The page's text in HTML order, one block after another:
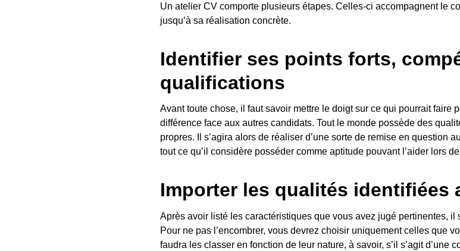
Un atelier CV comporte plusieurs étapes. Celles-ci accompagnent le
jusqu’à sa réalisation concrète.
Identifier ses points forts,
qualifications
Avant toute chose, il faut savoir mettre le doigt sur ce qui pourrait faire
différence face aux autres candidats. Tout le monde possède des
propres. Il s’agira alors de réaliser d’une sorte de remise en question
tout ce qu’il considère posséder comme aptitude pouvant l’aider lors
Importer les qualités identifiées
Après avoir listé les caractéristiques que vous avez jugé pertinentes, il
Pour ne pas l’encombrer, vous devrez choisir uniquement celles que
faudra les classer en fonction de leur nature, à savoir, s’il s’agit d’une